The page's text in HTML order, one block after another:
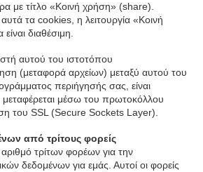
με τίτλο «Κοινή χρήση» (share).
τα cookies, η λειτουργία «Κοινή
διαθέσιμη.
αυτού του ιστοτόπου
(μεταφορά αρχείων) μεταξύ αυτού του
περιήγησής σας, είναι
μέσω του πρωτοκόλλου
του SSL (Secure Sockets Layer).
από τρίτους φορείς
τρίτων φορέων για την
δεδομένων για εμάς. Αυτοί οι φορείς